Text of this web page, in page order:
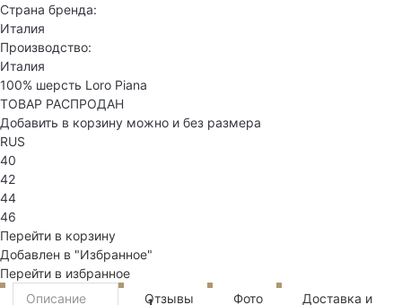
Страна бренда:
Италия
Производство:
Италия
100% шерсть Loro Piana
ТОВАР РАСПРОДАН
Добавить в корзину можно и без размера
RUS
40
42
44
46
Перейти в корзину
Добавлен в "Избранное"
Перейти в избранное
Описание
Отзывы Фото
Доставка и